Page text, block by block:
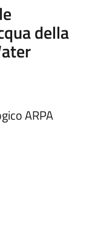
della
ARPA